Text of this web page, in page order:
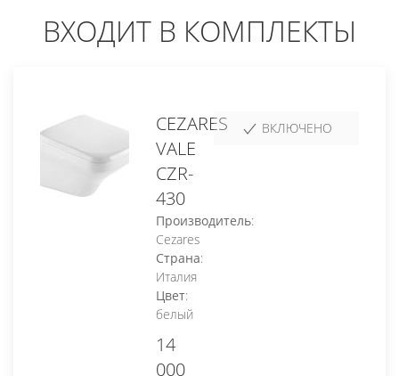
ВХОДИТ В КОМПЛЕКТЫ
CEZARES
VALE
CZR-
430
Производитель:
Cezares
Страна:
Италия
Цвет:
белый
14
000
ВКЛЮЧЕНО